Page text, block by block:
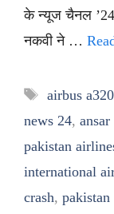
के न्यूज चैनल ’24
नकवी ने …
Tags
airbus a320
news 24,
pakistan
international
crash, pakistan